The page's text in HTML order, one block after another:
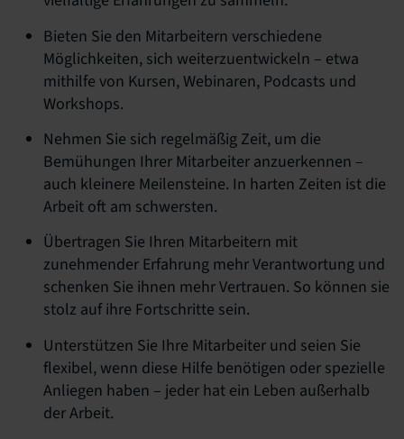
Bieten Sie den Mitarbeitern verschiedene
Möglichkeiten, sich weiterzuentwickeln – etwa
mithilfe von Kursen, Webinaren, Podcasts und
Workshops.
Nehmen Sie sich regelmäßig Zeit, um die
Bemühungen Ihrer Mitarbeiter anzuerkennen –
auch kleinere Meilensteine. In harten Zeiten ist die
Arbeit oft am schwersten.
Übertragen Sie Ihren Mitarbeitern mit
zunehmender Erfahrung mehr Verantwortung und
schenken Sie ihnen mehr Vertrauen. So können sie
stolz auf ihre Fortschritte sein.
Unterstützen Sie Ihre Mitarbeiter und seien Sie
flexibel, wenn diese Hilfe benötigen oder spezielle
Anliegen haben – jeder hat ein Leben außerhalb
der Arbeit.